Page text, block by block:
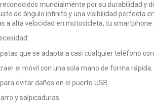
mundialmente por su durabilidad y
de ángulo infinito y una visibilidad perfecta
a alta velocidad en motocicleta, tu
que se adapta a casi cualquier teléfono con
el móvil con una sola mano de forma rápida.
evitar daños en el puerto USB.
y salpicaduras.